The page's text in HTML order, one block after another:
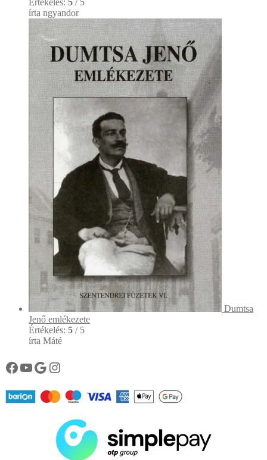
Értékelés: 5 / 5
írta ngyandor
Dumtsa
Jenő emlékezete
Értékelés: 5 / 5
írta Máté
Könyvtárunk facebook oldala
Könyvtárunk YouTube csatornája
Google
Instagram